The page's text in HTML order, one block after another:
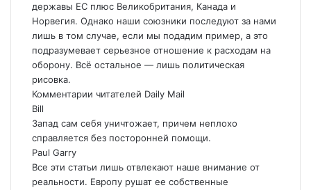
державы ЕС плюс Великобритания, Канада и
Норвегия. Однако наши союзники последуют за нами
лишь в том случае, если мы подадим пример, а это
подразумевает серьезное отношение к расходам на
оборону. Всё остальное — лишь политическая
рисовка.
Комментарии читателей Daily Mail
Bill
Запад сам себя уничтожает, причем неплохо
справляется без посторонней помощи.
Paul Garry
Все эти статьи лишь отвлекают наше внимание от
реальности. Европу рушат ее собственные